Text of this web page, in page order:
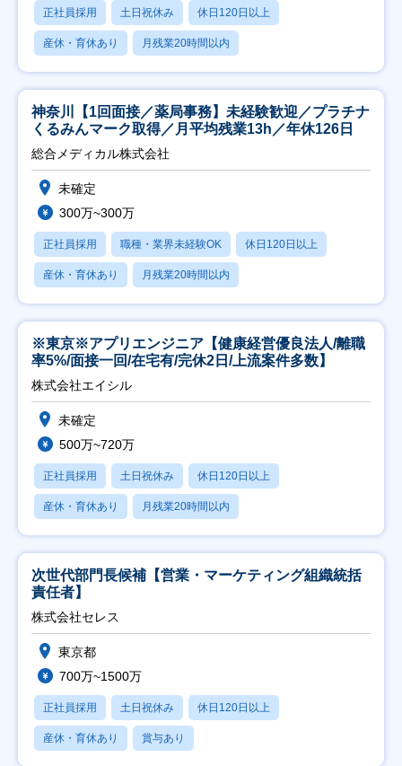
正社員採用 土日祝休み 休日120日以上
産休・育休あり 月残業20時間以内
神奈川【1回面接／薬局事務】未経験歓迎／プラチナ
くるみんマーク取得／月平均残業13h／年休126日
総合メディカル株式会社
未確定
300万~300万
正社員採用 職種・業界未経験OK 休日120日以上
産休・育休あり 月残業20時間以内
※東京※アプリエンジニア【健康経営優良法人/離職
率5%/面接一回/在宅有/完休2日/上流案件多数】
株式会社エイシル
未確定
500万~720万
正社員採用 土日祝休み 休日120日以上
産休・育休あり 月残業20時間以内
次世代部門長候補【営業・マーケティング組織統括
責任者】
株式会社セレス
東京都
700万~1500万
正社員採用 土日祝休み 休日120日以上
産休・育休あり 賞与あり